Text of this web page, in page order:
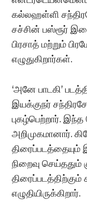
கல்லஹள்ளி
சச்சின் பஸ்ரூர்
பிரசாத் மற்றும்
எழுதுகிறார்கள்.‌
‘அனே பாடகி’
இயக்குநர்
புகழ்பெற்றார்.
அறிமுகமானார்.
திரைப்படத்தையும்
நிறைவு செய்ததும்
எழுதியிருக்கிறார்.